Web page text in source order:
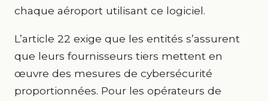
chaque aéroport utilisant ce logiciel.
L’article 22 exige que les entités s’assurent
que leurs fournisseurs tiers mettent en
œuvre des mesures de cybersécurité
proportionnées. Pour les opérateurs de